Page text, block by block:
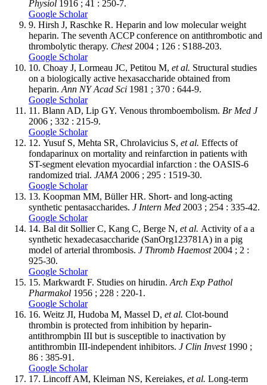
Physiol 1916 ; 41 : 250-7.
Google Scholar
9. Hirsh J, Raschke R. Heparin and low molecular weight
heparin. The seventh ACCP conference on antithrombotic and
thrombolytic therapy. Chest2004 ; 126 : S188-203.
Google Scholar
10. Choay J, Lormeau JC, Petitou M, et al. Structural studies
on a biologically active hexasaccharide obtained from
heparin. Ann NY Acad Sci 1981 ; 370 : 644-9.
Google Scholar
11. Blann AD, Lip GY. Venous thromboembolism. Br Med J
2006 ; 332 : 215-9.
Google Scholar
12. Yusuf S, Mehta SR, Chrolavicius S, et al. Effects of
fondaparinux on mortality and reinfarction in patients with
ST-segment elevation myocardial infarction : the OASIS-6
randomized trial. JAMA 2006 ; 295 : 1519-30.
Google Scholar
13. Koopman MM, Büller HR. Short- and long-acting
synthetic pentasaccharides. J Intern Med 2003 ; 254 : 335-42.
Google Scholar
14. Bal dit Sollier C, Kang C, Berge N, et al. Activity of a a
synthetic hexadecasaccharide (SanOrg123781A) in a pig
model of arterial thrombosis. J Thromb Haemost2004 ; 2 :
925-30.
Google Scholar
15. Markwardt F. Studies on hirudin. Arch Exp Pathol
Pharmakol 1956 ; 228 : 220-1.
Google Scholar
16. Weitz JI, Hudoba M, Massel D, et al. Clot-bound
thrombin is protected from inhibition by heparin-
antithrompbin III but is susceptible to inactivation by
antithrombin III-independent inhibitors. J Clin Invest1990 ;
86 : 385-91.
Google Scholar
17. Lincoff AM, Kleiman NS, Kereiakes, et al. Long-term